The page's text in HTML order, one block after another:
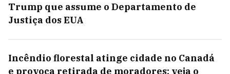
Trump que assume o Departamento de
Justiça dos EUA
Incêndio florestal atinge cidade no Canadá
e provoca retirada de moradores; veja o